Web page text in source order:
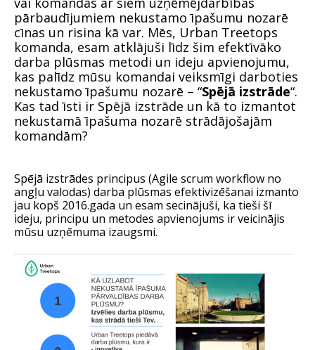
pārbaudījumiem nekustamo īpašumu nozarē
cīnas un risina kā var. Mēs, Urban Treetops
komanda, esam atklājuši līdz šim efektīvāko
darba plūsmas metodi un ideju apvienojumu,
kas palīdz mūsu komandai veiksmīgi darboties
nekustamo īpašumu nozarē – “Spējā izstrāde“.
Kas tad īsti ir Spējā izstrāde un kā to izmantot
nekustamā īpašuma nozarē strādājošajām
komandām?
Spējā izstrādes principus (Agile scrum workflow no
angļu valodas) darba plūsmas efektivizēšanai izmanto
jau kopš 2016.gada un esam secinājuši, ka tieši šī
ideju, principu un metodes apvienojums ir veicinājis
mūsu uzņēmuma izaugsmi.